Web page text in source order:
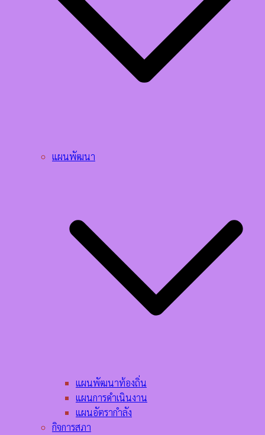
แผนพัฒนา
แผนพัฒนาท้องถิ่น
แผนการดำเนินงาน
แผนอัตรากำลัง
กิจการสภา